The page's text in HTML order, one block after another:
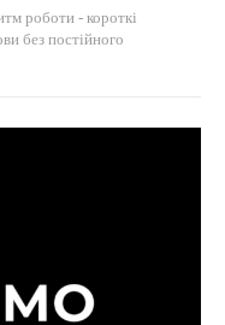
роботи - короткі
без постійного